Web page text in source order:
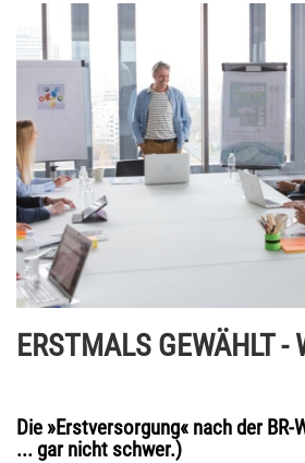
ERSTMALS GEWÄHLT -
Die »Erstversorgung« nach der
... gar nicht schwer.)